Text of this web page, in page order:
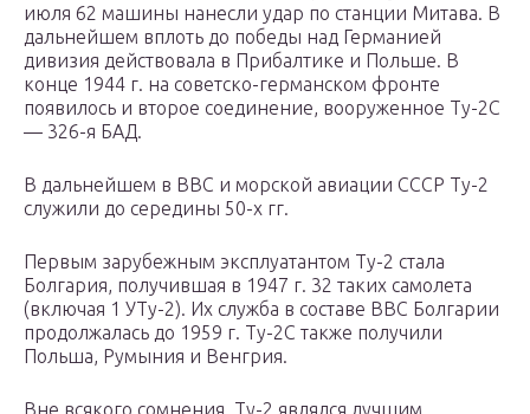
июля 62 машины нанесли удар по станции Митава. В
дальнейшем вплоть до победы над Германией
дивизия действовала в Прибалтике и Польше. В
конце 1944 г. на советско-германском фронте
появилось и второе соединение, вооруженное Ту-2С
— 326-я БАД.
В дальнейшем в ВВС и морской авиации СССР Ту-2
служили до середины 50-х гг.
Первым зарубежным эксплуатантом Ту-2 стала
Болгария, получившая в 1947 г. 32 таких самолета
(включая 1 УТу-2). Их служба в составе ВВС Болгарии
продолжалась до 1959 г. Ту-2С также получили
Польша, Румыния и Венгрия.
Вне всякого сомнения, Ту-2 являлся лучшим